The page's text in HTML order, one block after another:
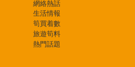
網絡熱話
生活情報
筍買着數
旅遊筍料
熱門話題